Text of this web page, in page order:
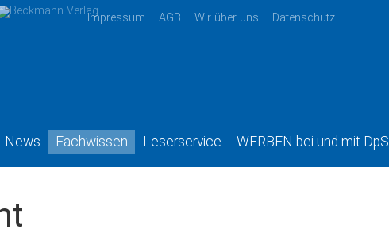
Impressum AGB Wir über uns Datenschutz
News Fachwissen Leserservice WERBEN bei und mit DpS